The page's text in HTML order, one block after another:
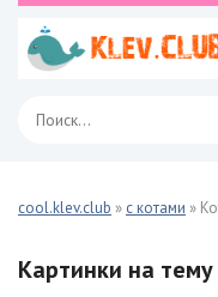
cool.klev.club » с котами »
Картинки на